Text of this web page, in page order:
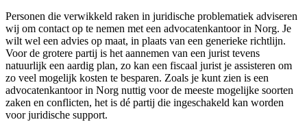
Personen die verwikkeld raken in juridische problematiek adviseren
wij om contact op te nemen met een advocatenkantoor in Norg. Je
wilt wel een advies op maat, in plaats van een generieke richtlijn.
Voor de grotere partij is het aannemen van een jurist tevens
natuurlijk een aardig plan, zo kan een fiscaal jurist je assisteren om
zo veel mogelijk kosten te besparen. Zoals je kunt zien is een
advocatenkantoor in Norg nuttig voor de meeste mogelijke soorten
zaken en conflicten, het is dé partij die ingeschakeld kan worden
voor juridische support.